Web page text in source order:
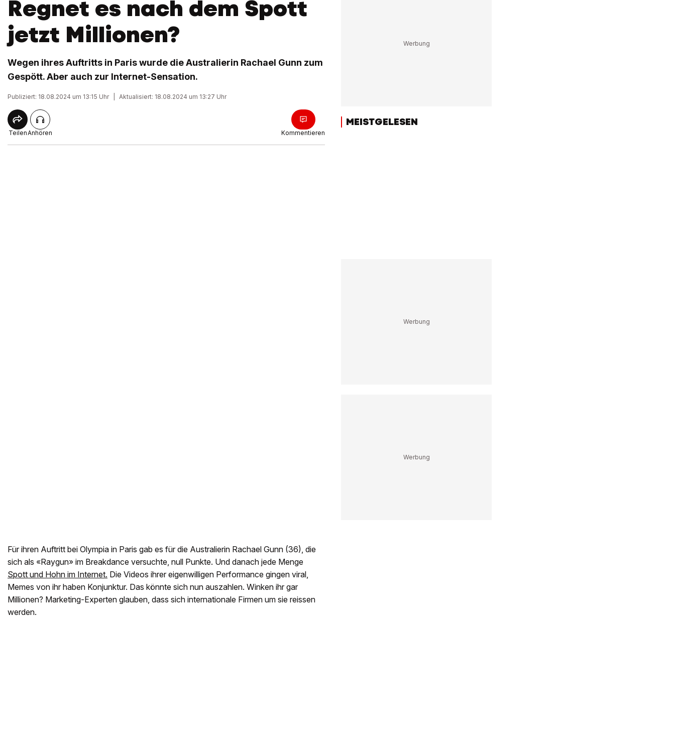
Regnet es nach dem Spott
jetzt Millionen?
Wegen ihres Auftritts in Paris wurde die Australierin Rachael Gunn zum
Gespött. Aber auch zur Internet-Sensation.
Publiziert: 18.08.2024 um 13:15 Uhr Aktualisiert: 18.08.2024 um 13:27 Uhr
TeilenAnhören Kommentieren
Für ihren Auftritt bei Olympia in Paris gab es für die Australierin Rachael Gunn (36), die
sich als «Raygun» im Breakdance versuchte, null Punkte. Und danach jede Menge
Spott und Hohn im Internet. Die Videos ihrer eigenwilligen Performance gingen viral,
Memes von ihr haben Konjunktur. Das könnte sich nun auszahlen. Winken ihr gar
Millionen? Marketing-Experten glauben, dass sich internationale Firmen um sie reissen
werden.
MEISTGELESEN